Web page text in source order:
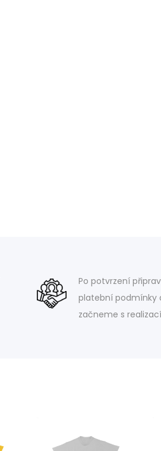
Po potvrzení
platební podmínky
začneme s